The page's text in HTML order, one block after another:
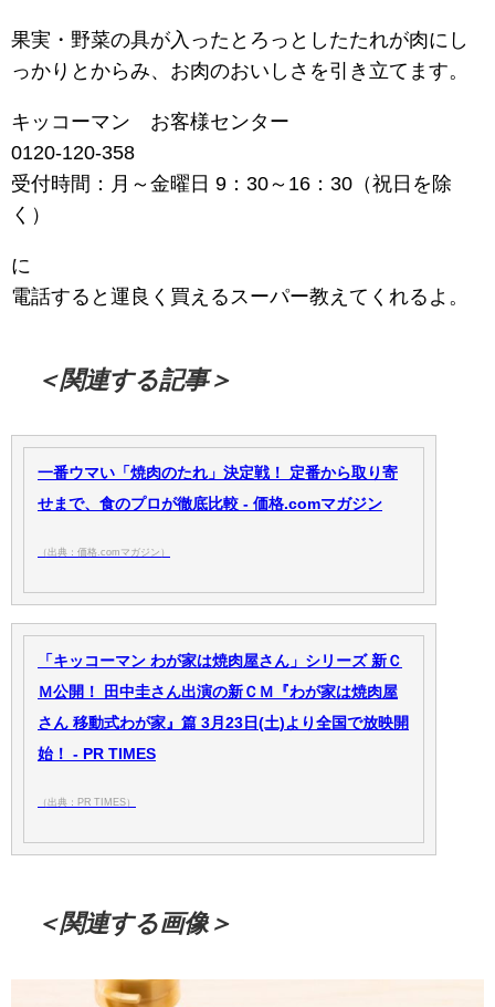
果実・野菜の具が入ったとろっとしたたれが肉にし
っかりとからみ、お肉のおいしさを引き立てます。
キッコーマン お客様センター
0120-120-358
受付時間：月～金曜日 9：30～16：30（祝日を除
く）
に
電話すると運良く買えるスーパー教えてくれるよ。
＜関連する記事＞
一番ウマい「焼肉のたれ」決定戦！ 定番から取り寄
せまで、食のプロが徹底比較 - 価格.comマガジン
（出典：価格.comマガジン）
「キッコーマン わが家は焼肉屋さん」シリーズ 新Ｃ
Ｍ公開！ 田中圭さん出演の新ＣＭ『わが家は焼肉屋
さん 移動式わが家』篇 3月23日(土)より全国で放映開
始！ - PR TIMES
（出典：PR TIMES）
＜関連する画像＞